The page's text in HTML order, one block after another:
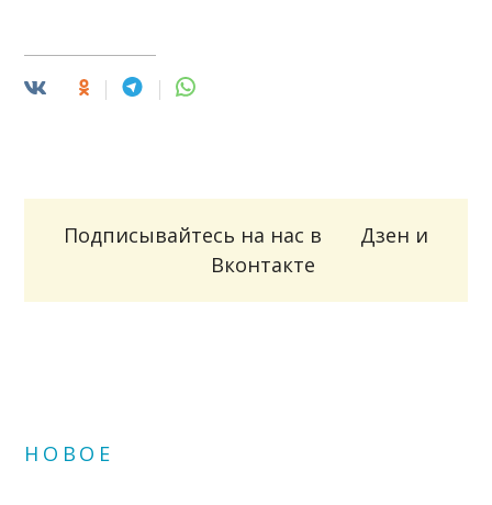
Подписывайтесь на нас в Дзен и
Вконтакте
НОВОЕ